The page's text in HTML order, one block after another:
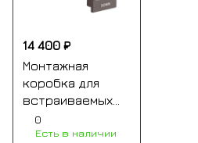
14 400 ₽
Монтажная
коробка для
встраиваемых
смесителей на 1-
2 выхода (для
0
Есть в наличии